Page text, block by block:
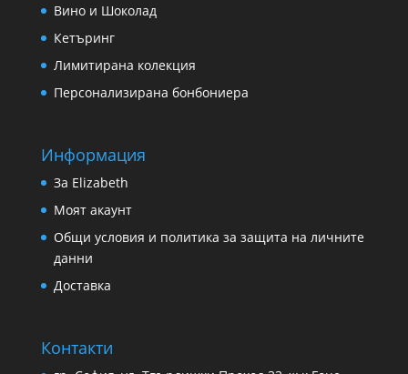
Вино и Шоколад
Кетъринг
Лимитирана колекция
Персонализирана бонбониера
Информация
За Еlizabeth
Моят акаунт
Общи условия и политика за защита на личните
данни
Доставка
Контакти